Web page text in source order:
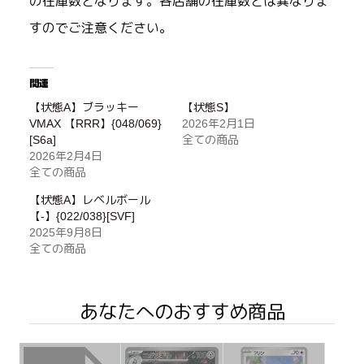
すのでご注意ください。
関連
【状態A】ブラッキー
VMAX 【RRR】{048/069}
[S6a]
2026年2月4日
全ての商品
【状態S】
2026年2月1日
全ての商品
【状態A】レベルボール
【-】{022/038}[SVF]
2025年9月8日
全ての商品
あなたへのおすすめ商品